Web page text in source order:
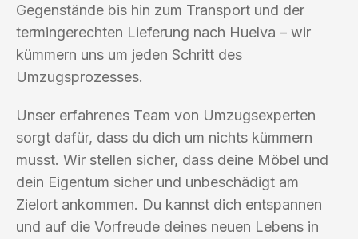
Gegenstände bis hin zum Transport und der
termingerechten Lieferung nach Huelva – wir
kümmern uns um jeden Schritt des
Umzugsprozesses.
Unser erfahrenes Team von Umzugsexperten
sorgt dafür, dass du dich um nichts kümmern
musst. Wir stellen sicher, dass deine Möbel und
dein Eigentum sicher und unbeschädigt am
Zielort ankommen. Du kannst dich entspannen
und auf die Vorfreude deines neuen Lebens in